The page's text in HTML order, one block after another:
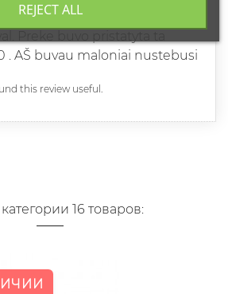
ir pristatyma 10 balu.
. AŠ buvau maloniai nustebusi
this review useful.
16 товаров:
REJECT ALL